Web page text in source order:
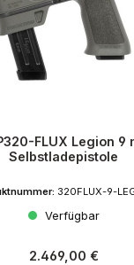
FLUX Legion 9
Selbstladepistole
320FLUX-9-
Verfügbar
Regulärer Preis:
2.469,00 €